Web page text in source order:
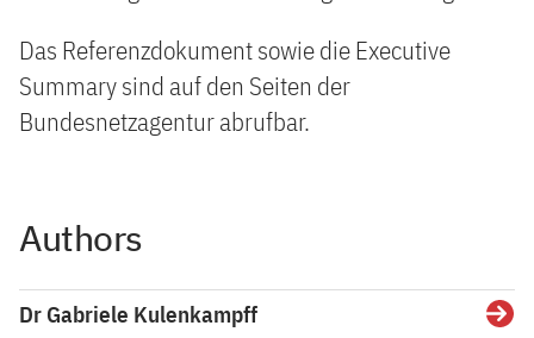
Das Referenzdokument sowie die Executive
Summary sind auf den Seiten der
Bundesnetzagentur abrufbar.
Authors
Dr Gabriele Kulenkampff